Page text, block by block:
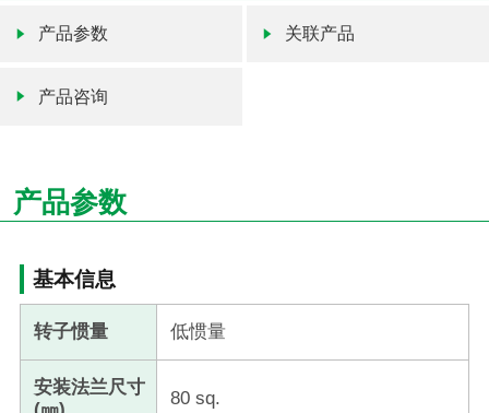
产品参数 关联产品
产品咨询
产品参数
基本信息
转子惯量 低惯量
安装法兰尺寸
80 sq.